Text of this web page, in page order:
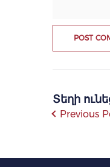
Տեղի
Previous